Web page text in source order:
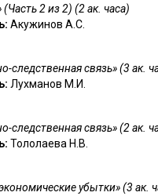
(Часть 2 из 2) (2 ак. часа)
Акужинов А.С.
следственная связь»(3 ак.
Лухманов М.И.
следственная связь»(2 ак.
Тололаева Н.В.
убытки»(3 ак.